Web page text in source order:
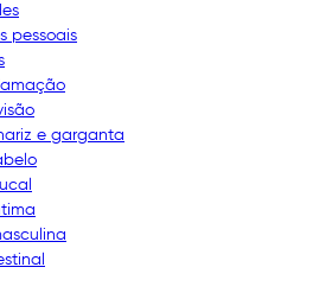
pessoais
e garganta